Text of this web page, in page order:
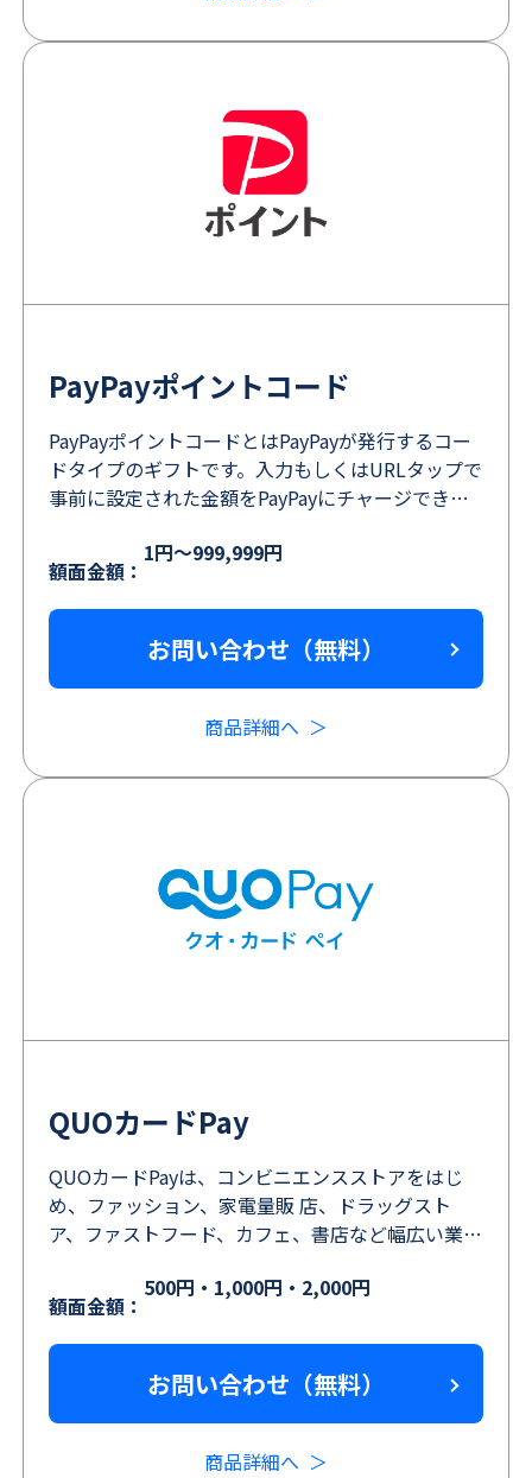
PayPayポイントコード
PayPayポイントコードとはPayPayが発行するコー
ドタイプのギフトです。入力もしくはURLタップで
事前に設定された金額をPayPayにチャージできま
額面金額：
1円～999,999円
お問い合わせ（無料）
商品詳細へ
QUOカードPay
QUOカードPayは、コンビニエンスストアをはじ
め、ファッション、家電量販 店、ドラッグスト
ア、ファストフード、カフェ、書店など幅広い業態
額面金額：
500円・1,000円・2,000円
お問い合わせ（無料）
商品詳細へ